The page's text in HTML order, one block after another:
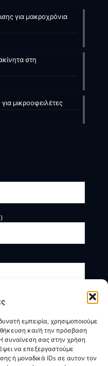
εμπειρία, χρησιμοποιούμε
και/ή την πρόσβαση
συναίνεση σας στην χρήση
να επεξεργαστούμε
ή μοναδικά IDs σε αυτον τον
για μακροχρόνια
στη
μικροοφειλέτες
και συμβουλευτικές